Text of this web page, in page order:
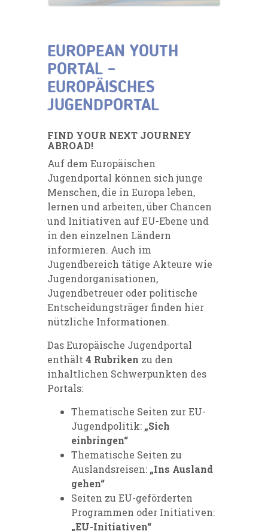
EUROPEAN YOUTH
PORTAL –
EUROPÄISCHES
JUGENDPORTAL
FIND YOUR NEXT JOURNEY
ABROAD!
Auf dem Europäischen
Jugendportal können sich junge
Menschen, die in Europa leben,
lernen und arbeiten, über Chancen
und Initiativen auf EU-Ebene und
in den einzelnen Ländern
informieren. Auch im
Jugendbereich tätige Akteure wie
Jugendorganisationen,
Jugendbetreuer oder politische
Entscheidungsträger finden hier
nützliche Informationen.
Das Europäische Jugendportal
enthält 4 Rubriken zu den
inhaltlichen Schwerpunkten des
Portals:
Thematische Seiten zur EU-
Jugendpolitik: „Sich
einbringen“
Thematische Seiten zu
Auslandsreisen: „Ins Ausland
gehen“
Seiten zu EU-geförderten
Programmen oder Initiativen:
„EU-Initiativen“